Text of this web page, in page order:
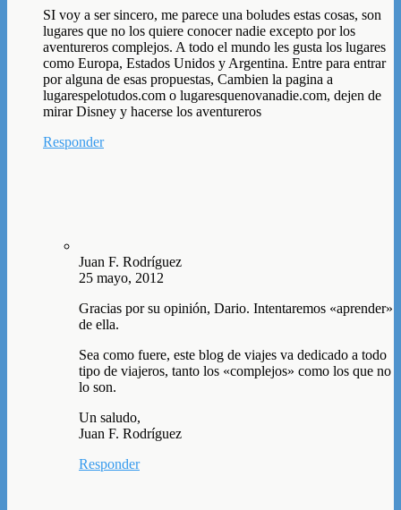
SI voy a ser sincero, me parece una boludes estas cosas, son
lugares que no los quiere conocer nadie excepto por los
aventureros complejos. A todo el mundo les gusta los lugares
como Europa, Estados Unidos y Argentina. Entre para entrar
por alguna de esas propuestas, Cambien la pagina a
lugarespelotudos.com o lugaresquenovanadie.com, dejen de
mirar Disney y hacerse los aventureros
Responder
Juan F. Rodríguez
25 mayo, 2012
Gracias por su opinión, Dario. Intentaremos «aprender»
de ella.
Sea como fuere, este blog de viajes va dedicado a todo
tipo de viajeros, tanto los «complejos» como los que no
lo son.
Un saludo,
Juan F. Rodríguez
Responder